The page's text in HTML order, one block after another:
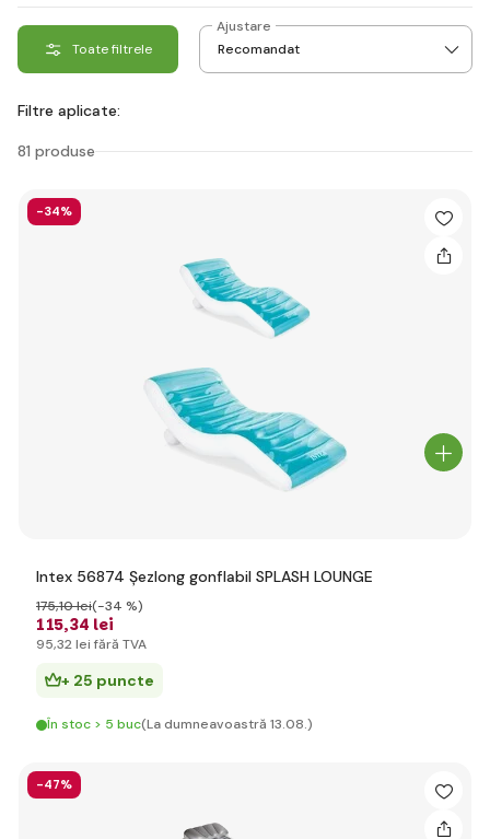
Toate filtrele
Ajustare
Filtre aplicate:
81 produse
-34%
Intex 56874 Şezlong gonflabil SPLASH LOUNGE
115,34 lei
175,10 lei(-34 %)
95,32 lei fără TVA
+ 25 puncte
În stoc > 5 buc(La dumneavoastră 13.08.)
-47%